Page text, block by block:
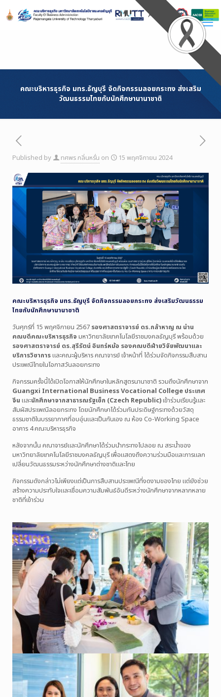
Content
คณะบริหารธุรกิจ มทร.ธัญบุรี จัดกิจกรรมลอยกระทง ส่งเสริม
วัฒนธรรมไทยกับนักศึกษานานาชาติ
Published by ทศพร กลิ่นหรั่น on 15 พฤศจิกายน 2024
คณะบริหารธุรกิจ มทร.ธัญบุรี จัดกิจกรรมลอยกระทง ส่งเสริมวัฒนธรรม
ไทยกับนักศึกษานานาชาติ
วันศุกร์ที่ 15 พฤศจิกายน 2567 รองศาสตราจารย์ ดร.กล้าหาญ ณ น่าน
คณบดีคณะบริหารธุรกิจ มหาวิทยาลัยเทคโนโลยีราชมงคลธัญบุรี พร้อมด้วย
รองศาสตราจารย์ ดร.สุรีรัตน์ อินทร์หม้อ รองคณบดีฝ่ายวิจัยพัฒนาและ
บริการวิชาการและคณะผู้บริหาร คณาจารย์ เจ้าหน้าที่ ได้ร่วมจัดกิจกรรมสืบสาน
ประเพณีไทยในโอกาสวันลอยกระทง
กิจกรรมครั้งนี้ได้เปิดโอกาสให้นักศึกษาในหลักสูตรนานาชาติ รวมถึงนักศึกษาจาก
Guangxi International Business Vocational College ประเทศ
จีน และนักศึกษาจากสาธารณรัฐเช็ก (Czech Republic)เข้าร่วมเรียนรู้และ
สัมผัสประเพณีลอยกระทง โดยนักศึกษาได้ร่วมกันประดิษฐ์กระทงด้วยวัสดุ
ธรรมชาติในบรรยากาศที่อบอุ่นและเป็นกันเอง ณ ห้อง Co-Working Space
อาคาร 4 คณะบริหารธุรกิจ
หลังจากนั้น คณาจารย์และนักศึกษาได้ร่วมนำกระทงไปลอย ณ สระน้ำของ
มหาวิทยาลัยเทคโนโลยีราชมงคลธัญบุรี เพื่อแสดงถึงความร่วมมือและการแลก
เปลี่ยนวัฒนธรรมระหว่างนักศึกษาต่างชาติและไทย
กิจกรรมดังกล่าวไม่เพียงแต่เป็นการสืบสานประเพณีที่งดงามของไทย แต่ยังช่วย
สร้างความประทับใจและเชื่อมความสัมพันธ์อันดีระหว่างนักศึกษาจากหลากหลาย
ชาติที่เข้าร่วม